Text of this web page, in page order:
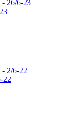
26/6-23
2/6-22
22